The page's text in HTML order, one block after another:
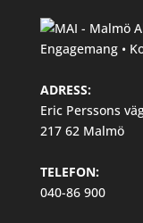
Engagemang •
ADRESS:
Eric Perssons
217 62 Malmö
TELEFON:
040-86 900